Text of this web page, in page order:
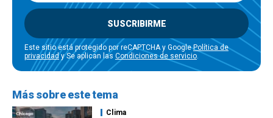
SUSCRIBIRME
Este sitio está protegido por reCAPTCHA y GooglePolítica de
privacidady Se aplican las Condiciones de servicio.
Más sobre este tema
Clima